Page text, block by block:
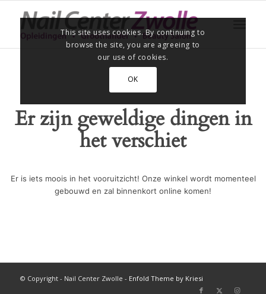
Er zijn geweldige dingen in
het verschiet
Er is iets moois in het vooruitzicht! Onze winkel wordt momenteel
gebouwd en zal binnenkort online komen!
© Copyright - Nail Center Zwolle - Enfold Theme by Kriesi
This site uses cookies. By continuing to
browse the site, you are agreeing to
our use of cookies.
OK